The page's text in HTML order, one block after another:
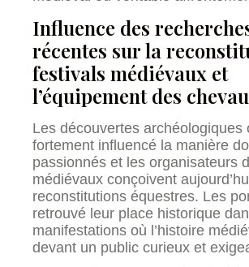
Influence des
récentes sur la
festivals médiévaux et
l’équipement des
Les découvertes archéologiques
fortement influencé la manière
passionnés et les organisateurs
médiévaux conçoivent
reconstitutions équestres. Les
retrouvé leur place historique
manifestations où l’histoire
devant un public curieux et